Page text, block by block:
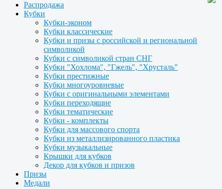
Распродажа
Кубки
Кубки-эконом
Кубки классические
Кубки и призы с российской и региональной
символикой
Кубки с символикой стран СНГ
Кубки "Хохлома", "Гжель", "Хрусталь"
Кубки престижные
Кубки многоуровневые
Кубки с оригинальными элементами
Кубки переходящие
Кубки тематические
Кубки - комплекты
Кубки для массового спорта
Кубки из металлизированного пластика
Кубки музыкальные
Крышки для кубков
Декор для кубков и призов
Призы
Медали